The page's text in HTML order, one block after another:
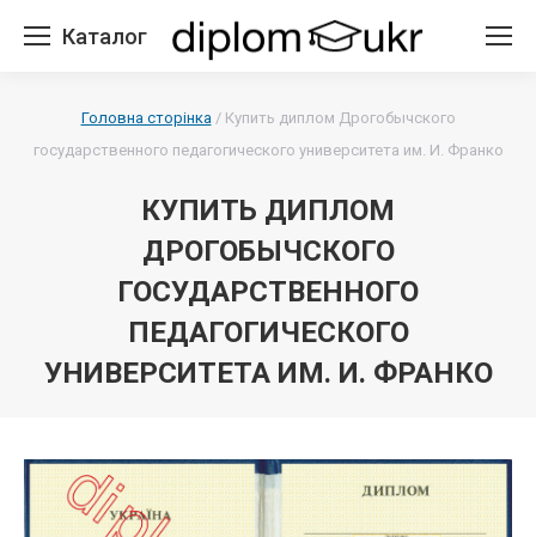
Каталог
Головна сторінка/ Купить диплом Дрогобычского
государственного педагогического университета им. И. Франко
КУПИТЬ ДИПЛОМ
ДРОГОБЫЧСКОГО
ГОСУДАРСТВЕННОГО
ПЕДАГОГИЧЕСКОГО
УНИВЕРСИТЕТА ИМ. И. ФРАНКО